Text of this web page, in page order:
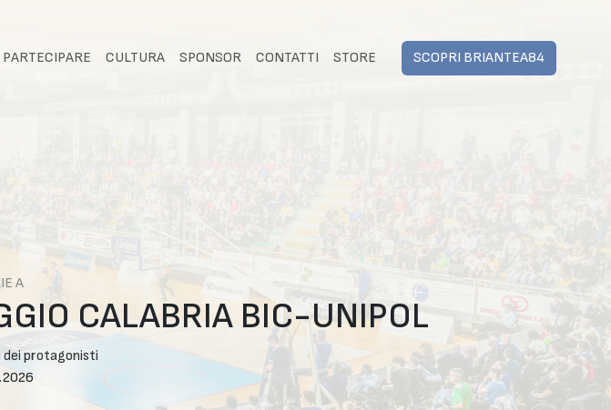
CULTURA SPONSOR CONTATTI STORE SCOPRI BRIANTEA84
A
CALABRIA BIC-UNIPOL
dei protagonisti